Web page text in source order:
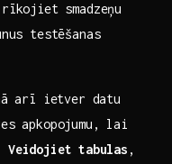
smadzeņu⁣
‌testēšanas
arī ietver datu
apkopojumu, lai
Veidojiet ⁣tabulas ,